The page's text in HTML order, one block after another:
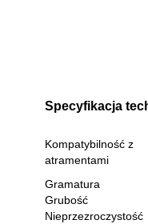
Specyfikacja
Kompatybilność z
atramentami
Gramatura
Grubość
Nieprzezroczystość